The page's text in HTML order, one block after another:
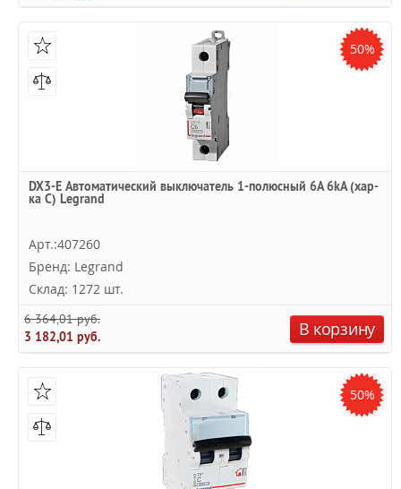
50%
DX3-E Автоматический выключатель 1-полюсный 6A 6kA (хар-
ка C) Legrand
Арт.:407260
Бренд: Legrand
Склад: 1272 шт.
6 364,01 руб.
3 182,01 руб.
В корзину
50%